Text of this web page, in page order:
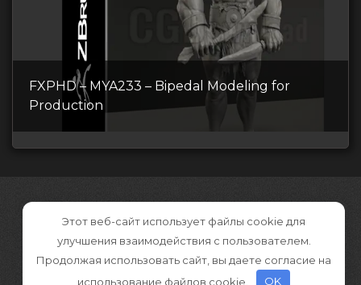
FXPHD – MYA233 – Bipedal Modeling for
Production
Этот веб-сайт использует файлы cookie для
улучшения взаимодействия с пользователем.
Продолжая использовать сайт, вы даете согласие на
использование файлов cookie.
OK